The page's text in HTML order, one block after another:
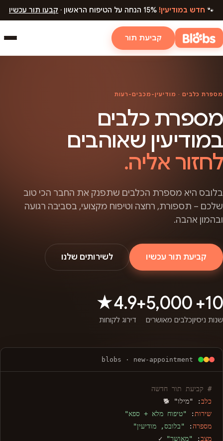
🐾 חדש במודיעין! קבעו תור עכשיו
קביעת תור
מספרת כלבים · מודיעין-מכבים-רעות
מספרת כלבים
במודיעין שאוהבים
לחזור אליה.
בלובס היא מספרת הכלבים שתפנק את החבר הכי טוב
שלכם – תספורת, רחצה וטיפוח מקצועי, בסביבה רגועה
ובהמון אהבה.
קביעת תור עכשיו לשירותים שלנו
10+
שנות ניסיון
5,000+
כלבים מאושרים
4.9★
דירוג לקוחות
blobs · new-appointment
# קביעת תור חדשה
כלב: "מילו" 🐕
שירות : "טיפוח מלא + ספא"
מספרה: "בלובס, מודיעין"
מצב: "מאושר" ✓